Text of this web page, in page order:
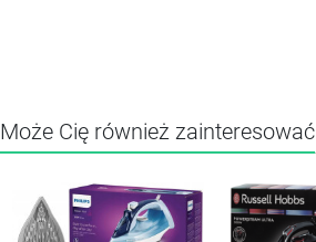
Może Cię również zainteresować